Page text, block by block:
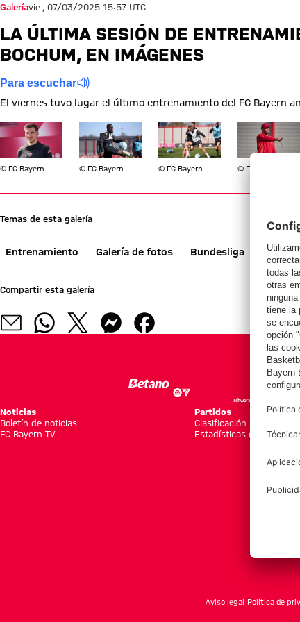
Galeríavie., 07/03/2025 15:57 UTC
LA ÚLTIMA SESIÓN DE
BOCHUM, EN IMÁGENES
Para escuchar
El viernes tuvo lugar el último entrenamiento del FC Bayern
Mostrar tamaño completo
© FC Bayern
Mostrar tamaño completo
© FC Bayern
Mostrar tamaño completo
© FC Bayern
Mostrar
© FC Bayern
Temas de esta galería
Entrenamiento Galería de fotos Bundesliga
Compartir esta galería
Noticias
Boletín de noticias
FC Bayern TV
Partidos
Clasificación
Estadísticas del equipo
Aviso legal Política de